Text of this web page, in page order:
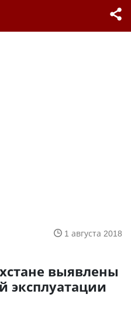
1 августа 2018
выявлены
эксплуатации